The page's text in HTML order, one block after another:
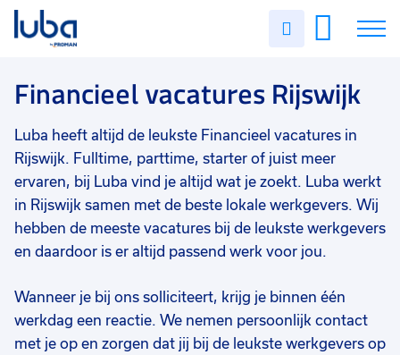
Uren
Vacatures
Over ons
Voor werkgevers
Contact
Financieel vacatures Rijswijk
Luba heeft altijd de leukste Financieel vacatures in
Rijswijk. Fulltime, parttime, starter of juist meer
ervaren, bij Luba vind je altijd wat je zoekt. Luba werkt
in Rijswijk samen met de beste lokale werkgevers. Wij
hebben de meeste vacatures bij de leukste werkgevers
en daardoor is er altijd passend werk voor jou.
Wanneer je bij ons solliciteert, krijg je binnen één
werkdag een reactie. We nemen persoonlijk contact
met je op en zorgen dat jij bij de leukste werkgevers op
Filter vacatures
Vakgebied 0
Financieel
Opleidingsniveau
Soort contract 0
Uitzicht op vast 2
Tijdelijk 1
Uren per week 0
37 - 40+ uur
25 - 32 uur 1